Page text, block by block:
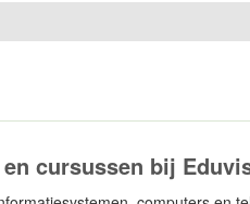
cursussen bij